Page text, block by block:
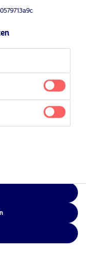
Rechte vorbehalten